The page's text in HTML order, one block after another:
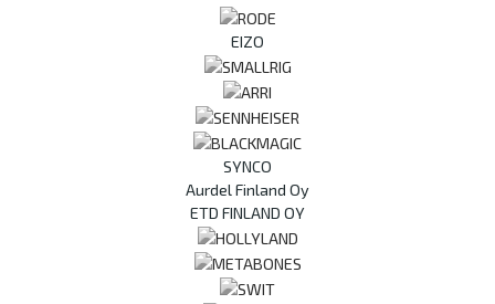
EIZO
SYNCO
Aurdel Finland Oy
ETD FINLAND OY